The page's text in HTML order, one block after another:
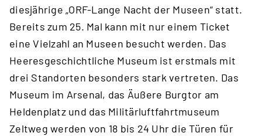
diesjährige „ORF-Lange Nacht der Museen“ statt.
Bereits zum 25. Mal kann mit nur einem Ticket
eine Vielzahl an Museen besucht werden. Das
Heeresgeschichtliche Museum ist erstmals mit
drei Standorten besonders stark vertreten. Das
Museum im Arsenal, das Äußere Burgtor am
Heldenplatz und das Militärluftfahrtmuseum
Zeltweg werden von 18 bis 24 Uhr die Türen für